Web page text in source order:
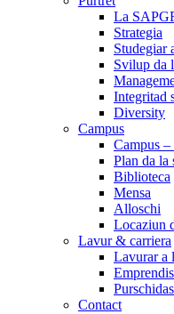
La
Strategia
Studegiar
Svilup da
Integritad
Diversity
Campus
Campus –
Plan da la
Biblioteca
Mensa
Alloschi
Locaziun
Lavur & carriera
Lavurar a
Contact